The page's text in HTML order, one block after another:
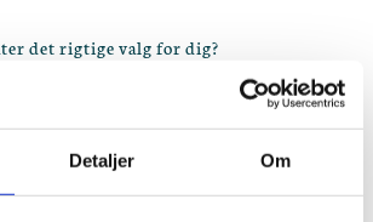
Detaljer Om
det rigtige valg for dig?
tilbyder en varig løsning for dem, der
fra Tandlægerne i Lyngby, vil vi
der er de bedste kandidater for